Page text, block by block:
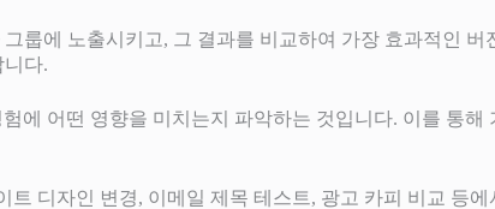
룹에 노출시키고, 그 결과를 비교하여 가장 효과적인
다.
에 어떤 영향을 미치는지 파악하는 것입니다. 이를 통
디자인 변경, 이메일 제목 테스트, 광고 카피 비교 등